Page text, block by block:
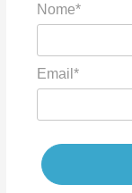
Nome*
Email*